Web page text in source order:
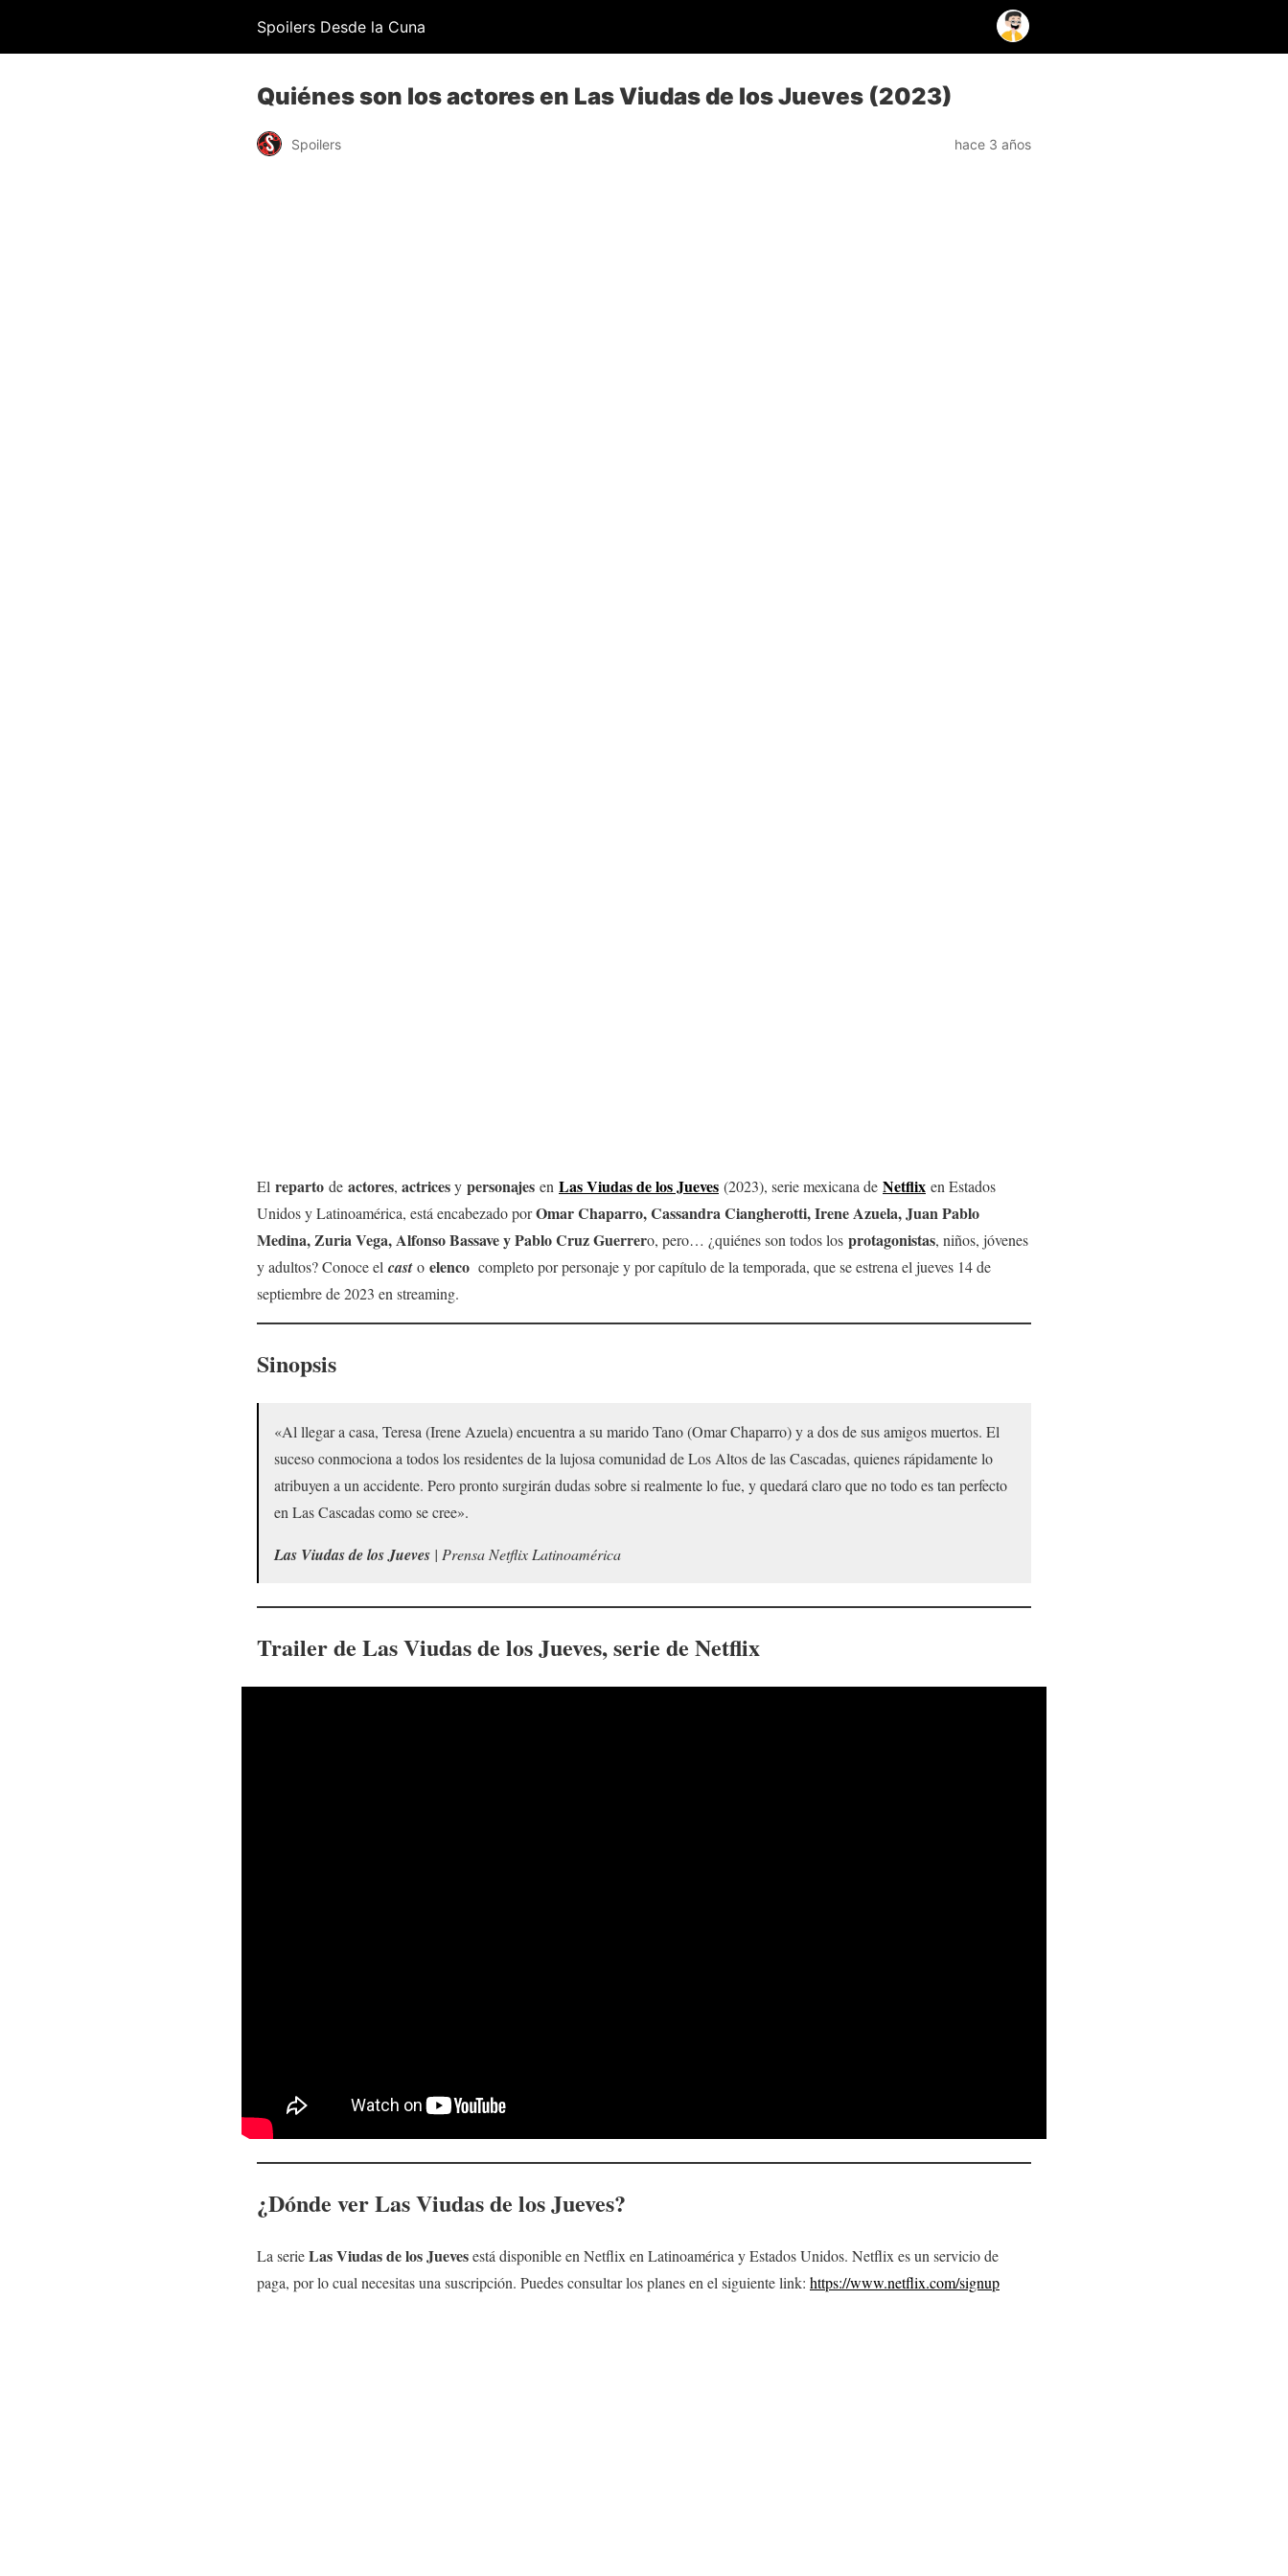
Spoilers Desde la Cuna
Quiénes son los actores en Las Viudas de los Jueves (2023)
Spoilers hace 3 años
El reparto de actores, actricesy personajes en Las Viudas de los Jueves (2023), serie mexicana de Netflix en Estados
Unidos y Latinoamérica, está encabezado porOmar Chaparro, Cassandra Ciangherotti, Irene Azuela, Juan Pablo
Medina, Zuria Vega, Alfonso Bassave y Pablo Cruz Guerrero, pero… ¿quiénes son todos los protagonistas, niños, jóvenes
y adultos? Conoce el casto elenco completo por personaje y por capítulo de la temporada, que se estrena el jueves 14 de
septiembre de 2023 en streaming.
Sinopsis
«Al llegar a casa, Teresa (Irene Azuela) encuentra a su marido Tano (Omar Chaparro) y a dos de sus amigos muertos. El
suceso conmociona a todos los residentes de la lujosa comunidad de Los Altos de las Cascadas, quienes rápidamente lo
atribuyen a un accidente. Pero pronto surgirán dudas sobre si realmente lo fue, y quedará claro que no todo es tan perfecto
en Las Cascadas como se cree».
Las Viudas de los Jueves | Prensa Netflix Latinoamérica
Trailer de Las Viudas de los Jueves, serie de Netflix
¿Dónde verLas Viudas de los Jueves?
La serieLas Viudas de los Juevesestá disponible en Netflix en Latinoamérica y Estados Unidos. Netflix es un servicio de
paga, por lo cual necesitas una suscripción. Puedes consultar los planes en el siguiente link: https://www.netflix.com/signup